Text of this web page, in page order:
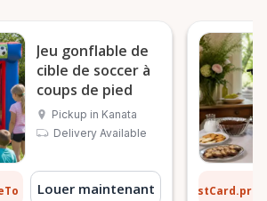
Jeu gonflable de
cible de soccer à
coups de pied
Pickup in Kanata
Delivery Available
par jour
Louer maintenant